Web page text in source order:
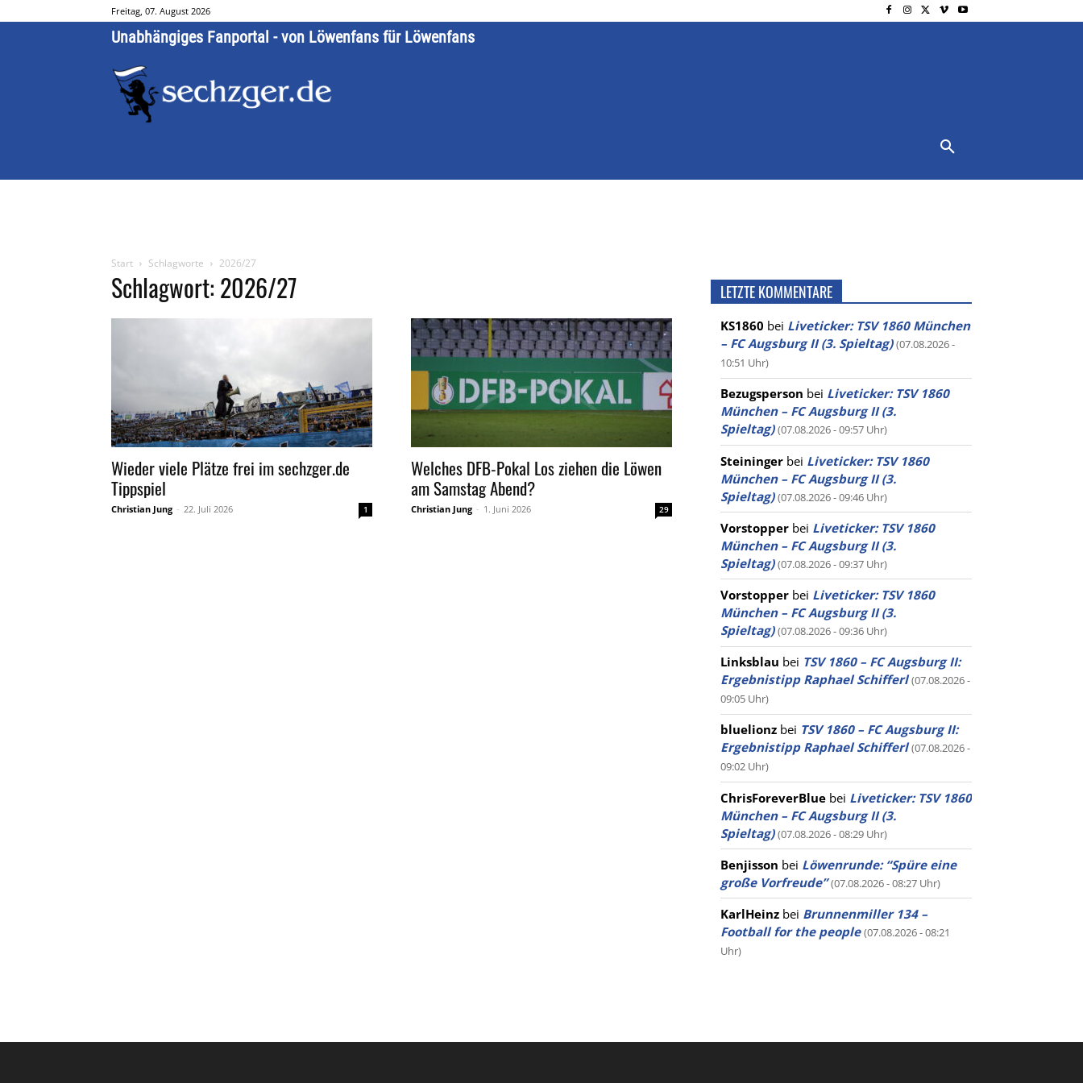
Freitag, 07. August 2026
Unabhängiges Fanportal - von Löwenfans für Löwenfans
Start Schlagworte 2026/27
Schlagwort: 2026/27
Wieder viele Plätze frei im sechzger.de
Tippspiel
Christian Jung - 22. Juli 2026 1
Welches DFB-Pokal Los ziehen die Löwen
am Samstag Abend?
Christian Jung - 1. Juni 2026 29
LETZTE KOMMENTARE
KS1860 bei Liveticker: TSV 1860 München
– FC Augsburg II (3. Spieltag) (07.08.2026 -
10:51 Uhr)
Bezugsperson bei Liveticker: TSV 1860
München – FC Augsburg II (3.
Spieltag) (07.08.2026 - 09:57 Uhr)
Steininger bei Liveticker: TSV 1860
München – FC Augsburg II (3.
Spieltag) (07.08.2026 - 09:46 Uhr)
Vorstopper bei Liveticker: TSV 1860
München – FC Augsburg II (3.
Spieltag) (07.08.2026 - 09:37 Uhr)
Vorstopper bei Liveticker: TSV 1860
München – FC Augsburg II (3.
Spieltag) (07.08.2026 - 09:36 Uhr)
Linksblau bei TSV 1860 – FC Augsburg II:
Ergebnistipp Raphael Schifferl (07.08.2026 -
09:05 Uhr)
bluelionz bei TSV 1860 – FC Augsburg II:
Ergebnistipp Raphael Schifferl (07.08.2026 -
09:02 Uhr)
ChrisForeverBlue bei Liveticker: TSV 1860
München – FC Augsburg II (3.
Spieltag) (07.08.2026 - 08:29 Uhr)
Benjisson bei Löwenrunde: “Spüre eine
große Vorfreude” (07.08.2026 - 08:27 Uhr)
KarlHeinz bei Brunnenmiller 134 –
Football for the people (07.08.2026 - 08:21
Uhr)